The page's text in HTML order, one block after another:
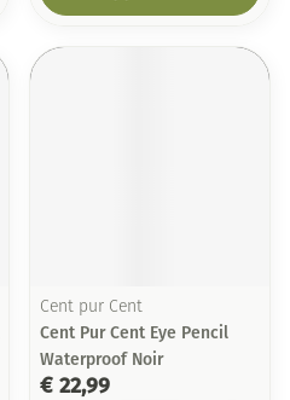
Cent pur Cent
Cent Pur Cent Eye Pencil
Waterproof Noir
€ 22,99